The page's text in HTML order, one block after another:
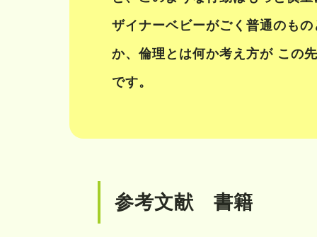
ザイナーベビーがごく普通のも
か、倫理とは何か考え方が この
です。
参考文献 書籍